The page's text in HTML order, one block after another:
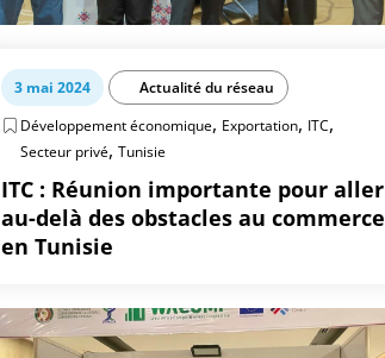
3 mai 2024
Actualité du réseau
Développement économique, Exportation, ITC,
Secteur privé,Tunisie
ITC : Réunion importante pour aller
au-delà des obstacles au commerce
en Tunisie